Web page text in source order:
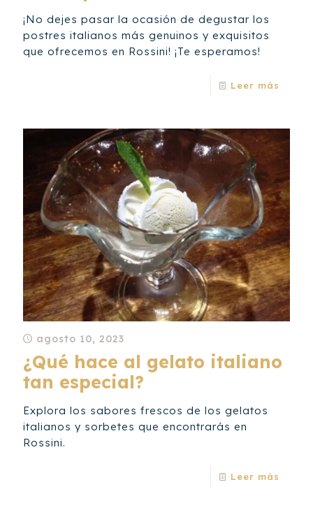
¡No dejes pasar la ocasión de degustar los
postres italianos más genuinos y exquisitos
que ofrecemos en Rossini! ¡Te esperamos!
Leer más
agosto 10, 2023
¿Qué hace al gelato italiano
tan especial?
Explora los sabores frescos de los gelatos
italianos y sorbetes que encontrarás en
Rossini.
Leer más